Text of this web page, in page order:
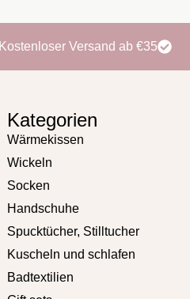
Kostenloser Versand ab €35
Kategorien
Wärmekissen
Wickeln
Socken
Handschuhe
Spucktücher, Stilltucher
Kuscheln und schlafen
Badtextilien